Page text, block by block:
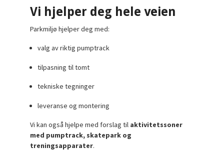
Vi hjelper deg hele veien
Parkmiljø hjelper deg med:
valg av riktig pumptrack
tilpasning til tomt
tekniske tegninger
leveranse og montering
Vi kan også hjelpe med forslag til aktivitetssoner
med pumptrack, skatepark og
treningsapparater.